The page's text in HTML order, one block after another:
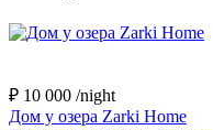
₽ 10 000 /night
Дом у озера Zarki Home